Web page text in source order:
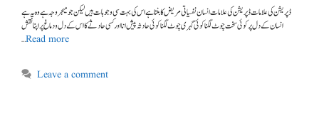
ڈپریشن کی علامات ڈپریشن کی علامات انسان نفسیاتی مریض کا بنتا ہے اس کی بہت سی وجوہات ہیں لیکن جو میجر وجہ ہے وہ یہ ہے
انسان کے دل پر کوئی سخت چوٹ لگنا کوئی گہری چوٹ لگنا کوئی حادثہ پیش انا اور کسی حادثے کا اس کے دل و دماغ پر اپنا نقش
…Read more
Leave a comment